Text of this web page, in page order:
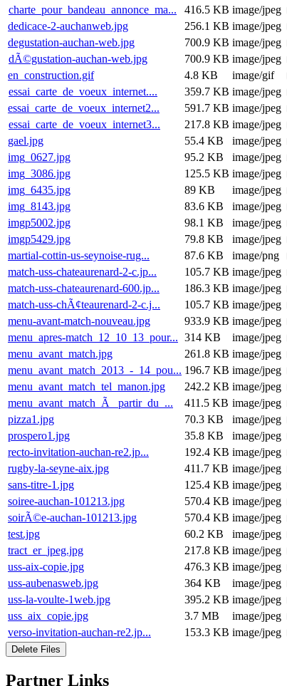
charte_pour_bandeau_annonce_ma...
416.5 KB image/jpeg
dedicace-2-auchanweb.jpg
256.1 KB image/jpeg
degustation-auchan-web.jpg
700.9 KB image/jpeg
dÃ©gustation-auchan-web.jpg
700.9 KB image/jpeg
en_construction.gif
4.8 KB
image/gif
essai_carte_de_voeux_internet....
359.7 KB image/jpeg
essai_carte_de_voeux_internet2...
591.7 KB image/jpeg
essai_carte_de_voeux_internet3...
217.8 KB image/jpeg
gael.jpg
55.4 KB
image/jpeg
img_0627.jpg
95.2 KB
image/jpeg
img_3086.jpg
125.5 KB image/jpeg
img_6435.jpg
89 KB
image/jpeg
img_8143.jpg
83.6 KB
image/jpeg
imgp5002.jpg
98.1 KB
image/jpeg
imgp5429.jpg
79.8 KB
image/jpeg
martial-cottin-us-seynoise-rug...
87.6 KB
image/png
match-uss-chateaurenard-2-c.jp...
105.7 KB image/jpeg
match-uss-chateaurenard-600.jp...
186.3 KB image/jpeg
match-uss-chÃ¢teaurenard-2-c.j...
105.7 KB image/jpeg
menu-avant-match-nouveau.jpg
933.9 KB image/jpeg
menu_apres-match_12_10_13_pour... 314 KB
image/jpeg
menu_avant_match.jpg
261.8 KB image/jpeg
menu_avant_match_2013_-_14_pou... 196.7 KB image/jpeg
menu_avant_match_tel_manon.jpg
242.2 KB image/jpeg
menu_avant_match_Ã _partir_du_...
411.5 KB image/jpeg
pizza1.jpg
70.3 KB
image/jpeg
prospero1.jpg
35.8 KB
image/jpeg
recto-invitation-auchan-re2.jp...
192.4 KB image/jpeg
rugby-la-seyne-aix.jpg
411.7 KB image/jpeg
sans-titre-1.jpg
125.4 KB image/jpeg
soiree-auchan-101213.jpg
570.4 KB image/jpeg
soirÃ©e-auchan-101213.jpg
570.4 KB image/jpeg
test.jpg
60.2 KB
image/jpeg
tract_er_jpeg.jpg
217.8 KB image/jpeg
uss-aix-copie.jpg
476.3 KB image/jpeg
uss-aubenasweb.jpg
364 KB
image/jpeg
uss-la-voulte-1web.jpg
395.2 KB image/jpeg
uss_aix_copie.jpg
3.7 MB
image/jpeg
verso-invitation-auchan-re2.jp...
153.3 KB image/jpeg
Delete Files
Partner Links